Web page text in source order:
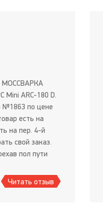
МОССВАРКА
Mini ARC-180 D.
№1863 по цене
есть на
на пер. 4-й
свой заказ.
пол пути
несказанно
Читать отзыв